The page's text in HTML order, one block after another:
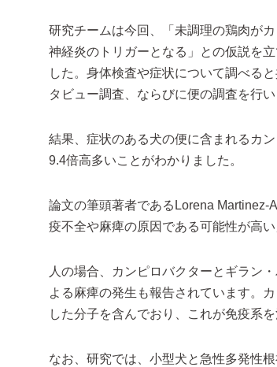
研究チームは今回、「未調理の鶏肉が
神経炎のトリガーとなる」との仮説を
した。身体検査や症状について調べる
タビュー調査、ならびに便の調査を行い
結果、症状のある犬の便に含まれるカ
9.4倍高多いことがわかりました。
論文の筆頭著者であるLorena
疫不全や麻痺の原因である可能性が高い
人の場合、カンピロバクターとギラン
よる麻痺の発生も報告されています。
した分子を含んでおり、これが免疫系
なお、研究では、小型犬と急性多発性